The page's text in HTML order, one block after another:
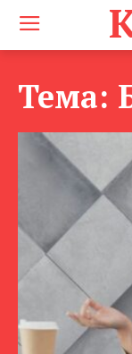
Тема: